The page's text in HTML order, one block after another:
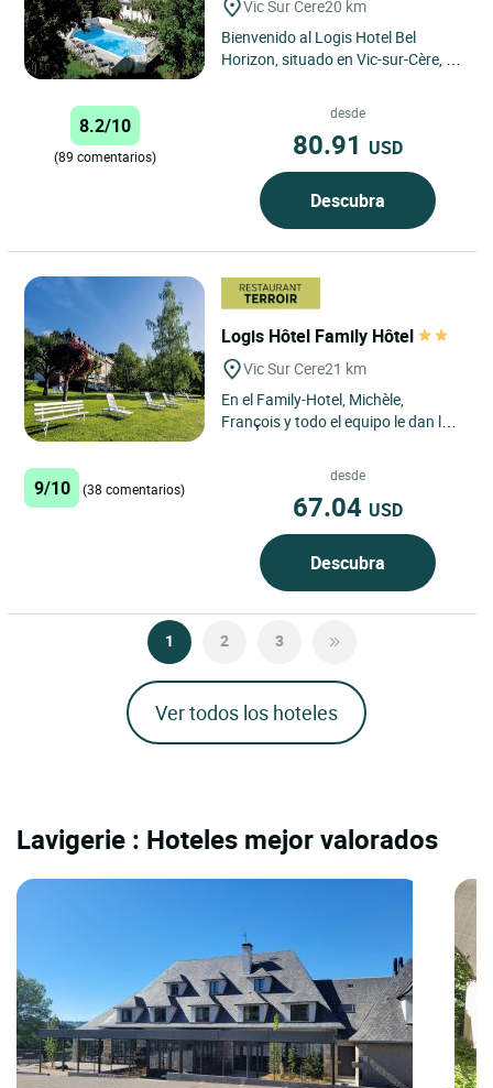
Vic Sur Cere20 km
Bienvenido al Logis Hotel Bel
Horizon, situado en Vic-sur-Cère, en
8.2/10
(89 comentarios)
desde
80.91 USD
Descubra
Logis Hôtel Family Hôtel
Vic Sur Cere21 km
En el Family-Hotel, Michèle,
François y todo el equipo le dan la
9/10 (38 comentarios)
desde
67.04 USD
Descubra
1 2 3
Ver todos los hoteles
Lavigerie : Hoteles mejor valorados